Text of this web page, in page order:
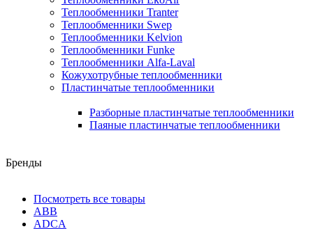
Теплообменники Tranter
Теплообменники Swep
Теплообменники Kelvion
Теплообменники Funke
Теплообменники Alfa-Laval
Кожухотрубные теплообменники
Пластинчатые теплообменники
Разборные пластинчатые теплообменники
Паяные пластинчатые теплообменники
Бренды
Посмотреть все товары
ABB
ADCA